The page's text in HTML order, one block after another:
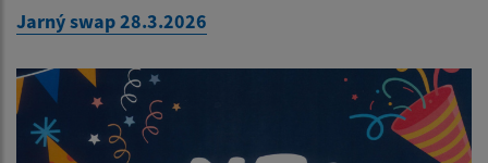
Jarný swap 28.3.2026